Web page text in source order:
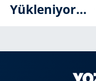
Yükleniyor...